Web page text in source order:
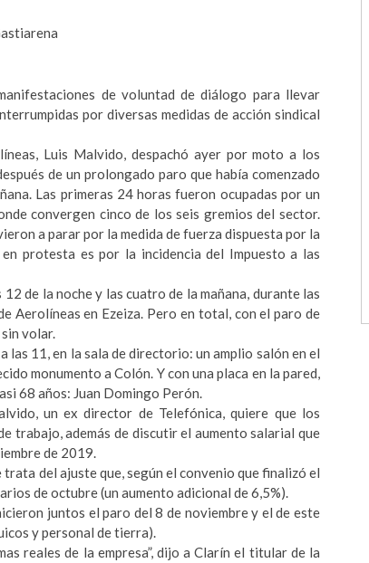
de voluntad de diálogo para llevar
por diversas medidas de acción sindical
Luis Malvido, despachó ayer por moto a los
de un prolongado paro que había comenzado
Las primeras 24 horas fueron ocupadas por un
convergen cinco de los seis gremios del sector.
a parar por la medida de fuerza dispuesta por la
protesta es por la incidencia del Impuesto a las
de la noche y las cuatro de la mañana, durante las
Aerolíneas en Ezeiza. Pero en total, con el paro de
volar.
las 11, en la sala de directorio: un amplio salón en el
monumento a Colón. Y con una placa en la pared,
68 años: Juan Domingo Perón.
un ex director de Telefónica, quiere que los
trabajo, además de discutir el aumento salarial que
de 2019.
del ajuste que, según el convenio que finalizó el
de octubre (un aumento adicional de 6,5%).
juntos el paro del 8 de noviembre y el de este
y personal de tierra).
reales de la empresa”, dijo a Clarín el titular de la